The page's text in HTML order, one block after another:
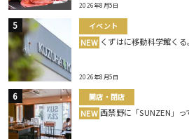
2026年8月5日
イベント
NEW くずはに移動科学館く
2026年8月5日
開店・閉店
NEW 西禁野に「SUNZEN」